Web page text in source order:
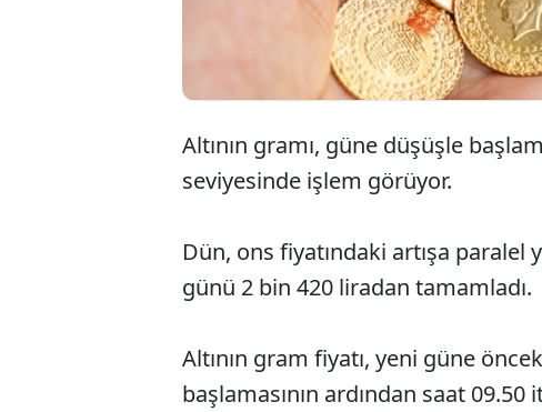
Altının gramı, güne düşüşle
seviyesinde işlem görüyor.
Dün, ons fiyatındaki artışa paralel
günü 2 bin 420 liradan tamamladı.
Altının gram fiyatı, yeni güne
başlamasının ardından saat